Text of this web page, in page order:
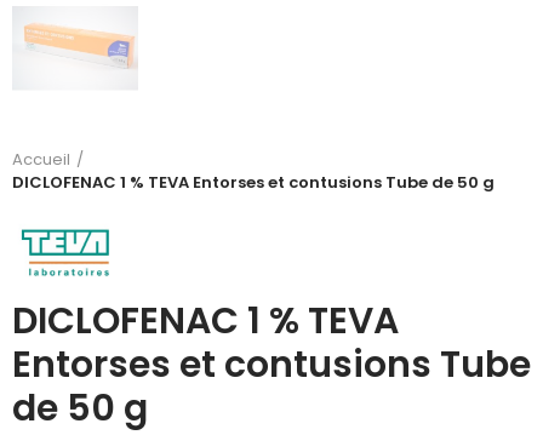
Accueil
DICLOFENAC 1 % TEVA Entorses et contusions Tube de 50 g
DICLOFENAC 1 % TEVA
Entorses et contusions Tube
de 50 g